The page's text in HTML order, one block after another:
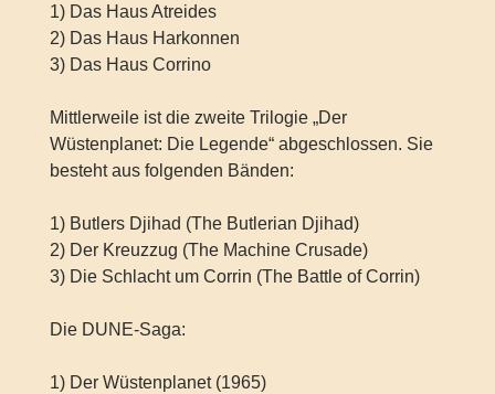
1) Das Haus Atreides
2) Das Haus Harkonnen
3) Das Haus Corrino
Mittlerweile ist die zweite Trilogie „Der
Wüstenplanet: Die Legende“ abgeschlossen. Sie
besteht aus folgenden Bänden:
1) Butlers Djihad (The Butlerian Djihad)
2) Der Kreuzzug (The Machine Crusade)
3) Die Schlacht um Corrin (The Battle of Corrin)
Die DUNE-Saga:
1) Der Wüstenplanet (1965)